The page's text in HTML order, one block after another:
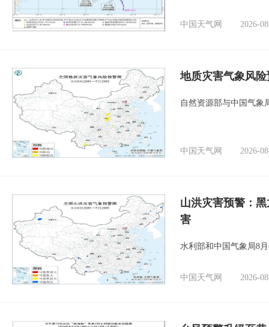
中国天气网 2026-
地质灾害气象风
自然资源部与中国气象
中国天气网 2026-
山洪灾害预警：
害
水利部和中国气象局8
中国天气网 2026-